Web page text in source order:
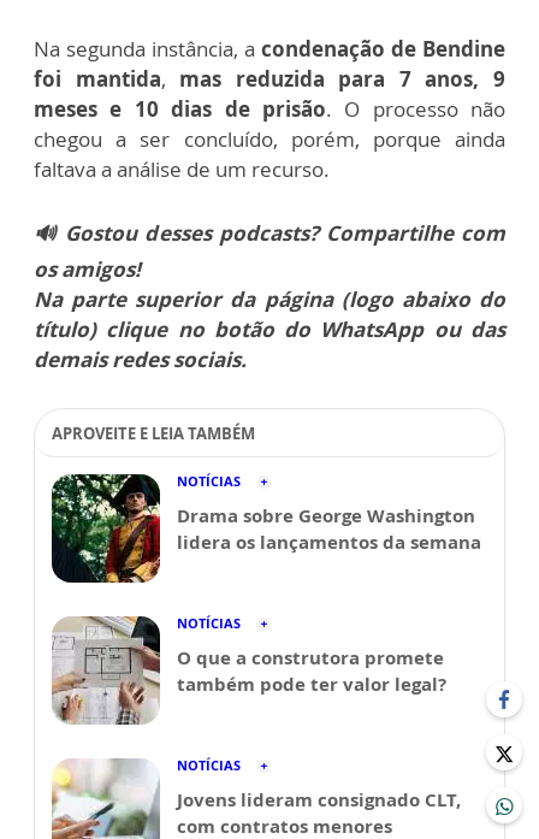
Na segunda instância, a condenação de Bendine
foi mantida, mas reduzida para 7 anos, 9
meses e 10 dias de prisão. O processo não
chegou a ser concluído, porém, porque ainda
faltava a análise de um recurso.
🔊 Gostou desses podcasts? Compartilhe com
os amigos!
Na parte superior da página (logo abaixo do
título) clique no botão do WhatsApp ou das
demais redes sociais.
APROVEITE E LEIA TAMBÉM
NOTÍCIAS
Drama sobre George Washington
lidera os lançamentos da semana
NOTÍCIAS
O que a construtora promete
também pode ter valor legal?
NOTÍCIAS
Jovens lideram consignado CLT,
com contratos menores